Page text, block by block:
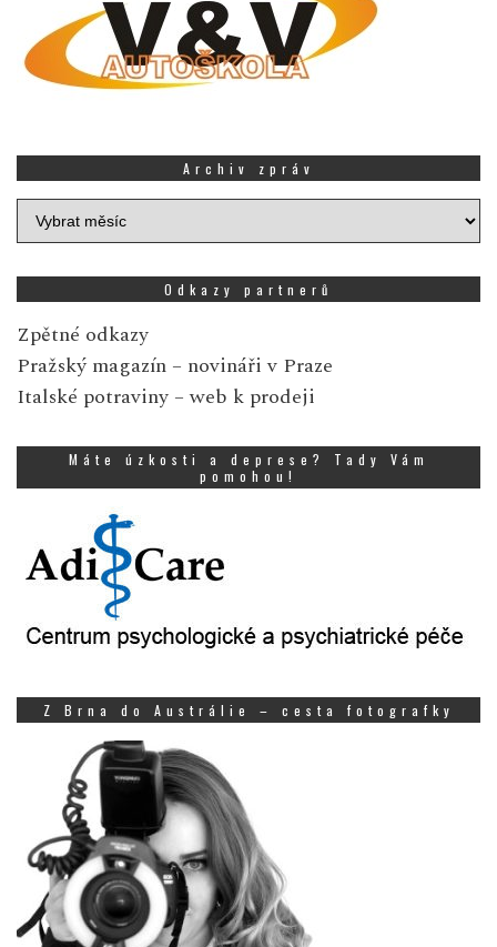
Archiv zpráv
Archiv
zpráv
Odkazy partnerů
Zpětné odkazy
Pražský magazín – novináři v Praze
Italské potraviny – web k prodeji
Máte úzkosti a deprese? Tady Vám
pomohou!
Z Brna do Austrálie – cesta fotografky